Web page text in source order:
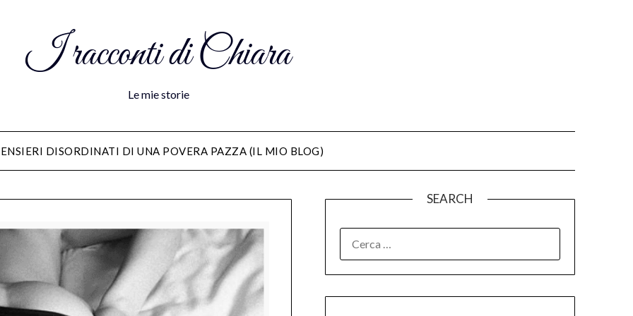
I racconti di Chiara
Le mie storie
DISORDINATI DI UNA POVERA PAZZA (IL MIO BLOG)
SEARCH
PER: